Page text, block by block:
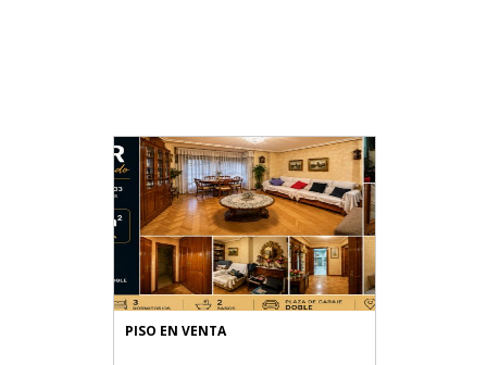
PISO EN VENTA